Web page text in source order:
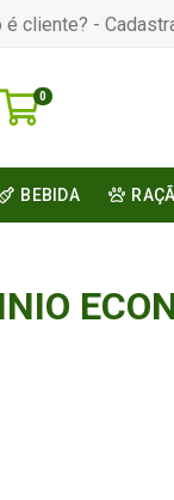
é cliente? -
0
BEBIDA